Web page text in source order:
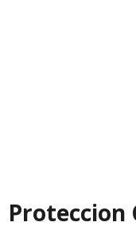
Proteccion